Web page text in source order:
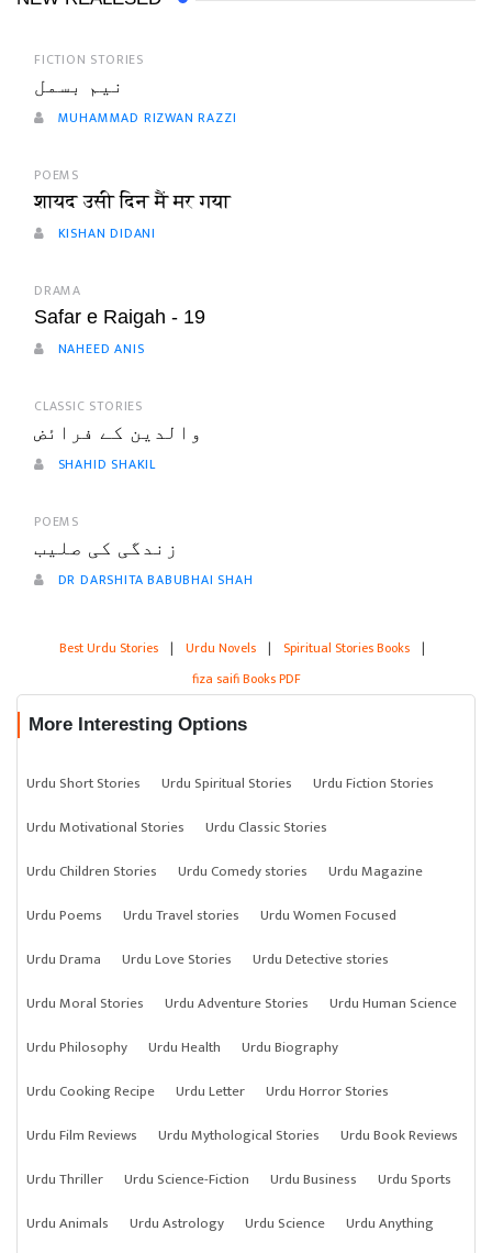
FICTION STORIES
نیم بسمل
MUHAMMAD RIZWAN RAZZI
POEMS
शायद उसी दिन मैं मर गया
KISHAN DIDANI
DRAMA
Safar e Raigah - 19
NAHEED ANIS
CLASSIC STORIES
والدین کے فرائض
SHAHID SHAKIL
POEMS
زندگی کی صلیب
DR DARSHITA BABUBHAI SHAH
Best Urdu Stories | Urdu Novels | Spiritual Stories Books |
fiza saifi Books PDF
More Interesting Options
Urdu Short Stories Urdu Spiritual Stories
Urdu Fiction Stories
Urdu Motivational Stories
Urdu Classic Stories
Urdu Children Stories
Urdu Comedy stories
Urdu Magazine
Urdu Poems
Urdu Travel stories
Urdu Women Focused
Urdu Drama
Urdu Love Stories
Urdu Detective stories
Urdu Moral Stories
Urdu Adventure Stories
Urdu Human Science
Urdu Philosophy
Urdu Health
Urdu Biography
Urdu Cooking Recipe
Urdu Letter
Urdu Horror Stories
Urdu Film Reviews
Urdu Mythological Stories
Urdu Book Reviews
Urdu Thriller
Urdu Science-Fiction Urdu Business
Urdu Sports
Urdu Animals
Urdu Astrology Urdu Science
Urdu Anything